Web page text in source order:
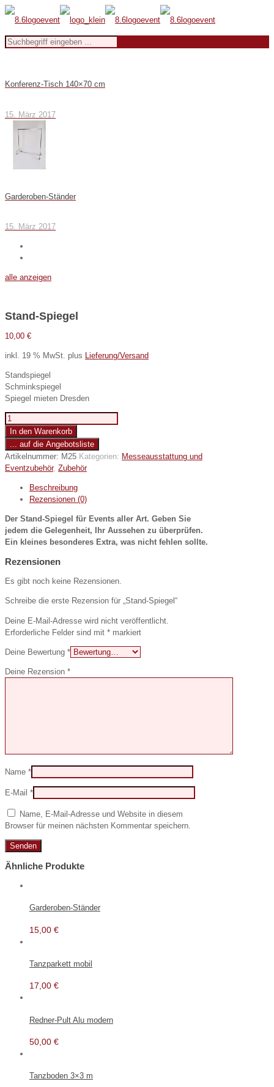
Konferenz-Tisch 140×70 cm
15. März 2017
Garderoben-Ständer
15. März 2017
alle anzeigen
Stand-Spiegel
10,00 €
inkl. 19 % MwSt. plus Lieferung/Versand
Standspiegel
Schminkspiegel
Spiegel mieten Dresden
Stand-
Spiegel
Menge
In den Warenkorb
... auf die Angebotsliste
Artikelnummer: M25 Kategorien: Messeausstattung und
Eventzubehör, Zubehör
Beschreibung
Rezensionen (0)
Der Stand-Spiegel für Events aller Art. Geben Sie
jedem die Gelegenheit, Ihr Aussehen zu überprüfen.
Ein kleines besonderes Extra, was nicht fehlen sollte.
Rezensionen
Es gibt noch keine Rezensionen.
Schreibe die erste Rezension für „Stand-Spiegel“
Deine E-Mail-Adresse wird nicht veröffentlicht.
Erforderliche Felder sind mit * markiert
Deine Bewertung *
Deine Rezension *
Name *
E-Mail *
Name, E-Mail-Adresse und Website in diesem
Browser für meinen nächsten Kommentar speichern.
Ähnliche Produkte
Garderoben-Ständer
15,00 €
Tanzparkett mobil
17,00 €
Redner-Pult Alu modern
50,00 €
Tanzboden 3×3 m